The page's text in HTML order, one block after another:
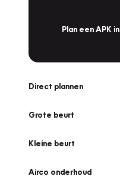
Plan een APK in
Direct plannen
Grote beurt
Kleine beurt
Airco onderhoud